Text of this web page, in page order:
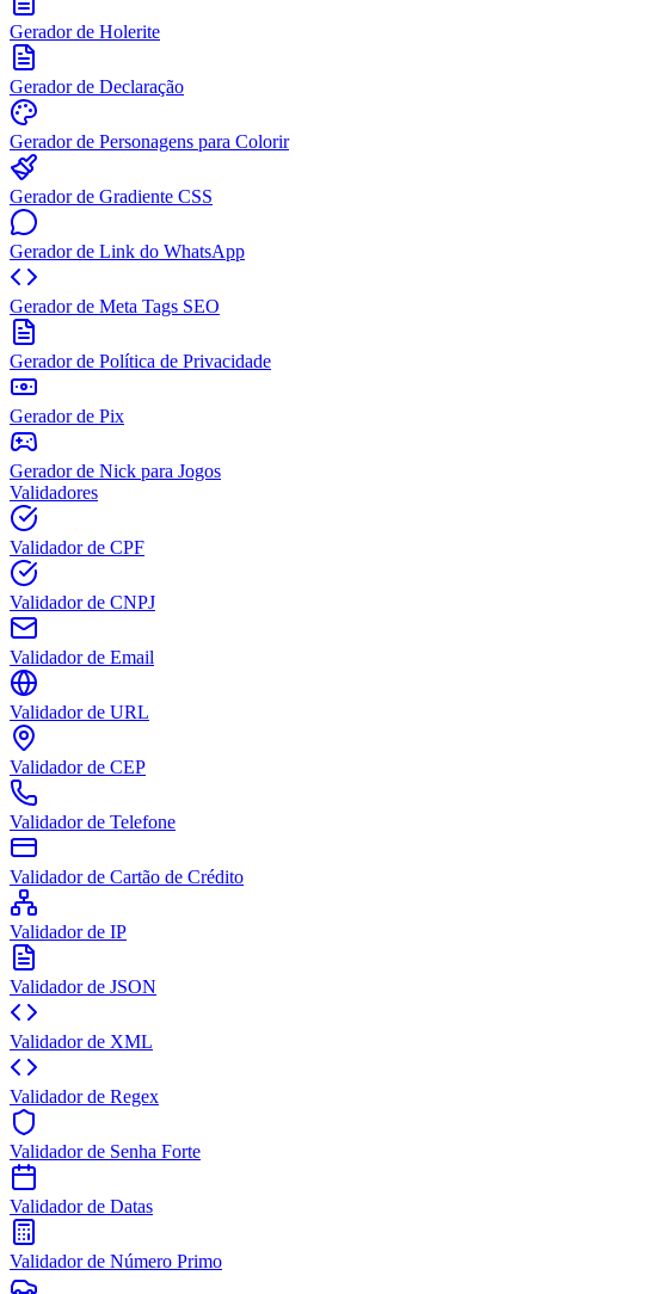
Gerador de Holerite
Gerador de Declaração
Gerador de Personagens para Colorir
Gerador de Gradiente CSS
Gerador de Link do WhatsApp
Gerador de Meta Tags SEO
Gerador de Política de Privacidade
Gerador de Pix
Gerador de Nick para Jogos
Validadores
Validador de CPF
Validador de CNPJ
Validador de Email
Validador de URL
Validador de CEP
Validador de Telefone
Validador de Cartão de Crédito
Validador de IP
Validador de JSON
Validador de XML
Validador de Regex
Validador de Senha Forte
Validador de Datas
Validador de Número Primo